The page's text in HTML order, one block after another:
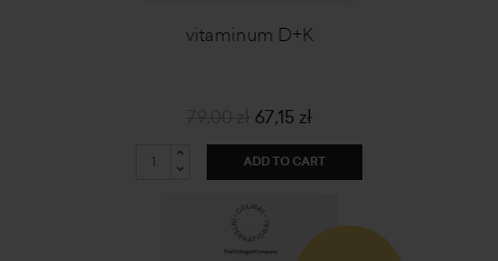
vitaminum D+K
67,15 zł
ADD TO CART